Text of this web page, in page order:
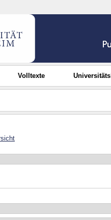
Volltexte